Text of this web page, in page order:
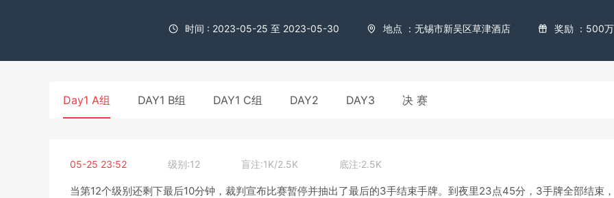
时间 : 2023-05-25 至 2023-05-30 地点 ：无锡市新吴区草津酒店 奖励 ：500万
Day1 A组 DAY1 B组 DAY1 C组 DAY2 DAY3 决 赛
05-25 23:52 级别:12 盲注:1K/2.5K 底注:2.5K
当第12个级别还剩下最后10分钟，裁判宣布比赛暂停并抽出了最后的3手结束手牌。到夜里23点45分，3手牌全部结束